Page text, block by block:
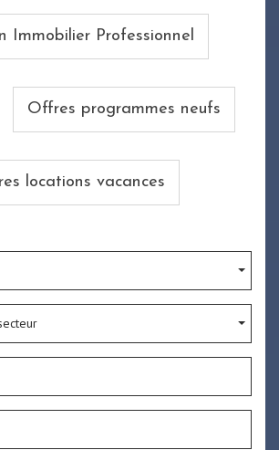
Immobilier Professionnel
Offres programmes neufs
locations vacances